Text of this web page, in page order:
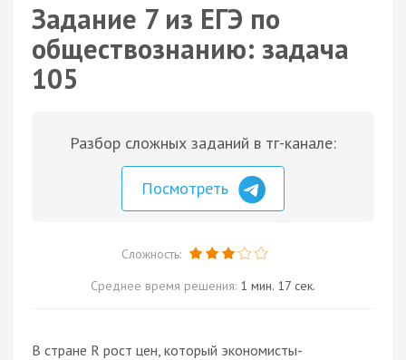
Задание 7 из ЕГЭ по
обществознанию: задача
105
Разбор сложных заданий в тг-канале:
Посмотреть
Сложность:
Среднее время решения: 1 мин. 17 сек.
В стране R рост цен, который экономисты-